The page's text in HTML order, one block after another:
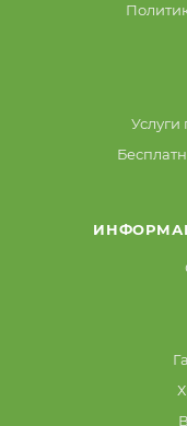
Услуги